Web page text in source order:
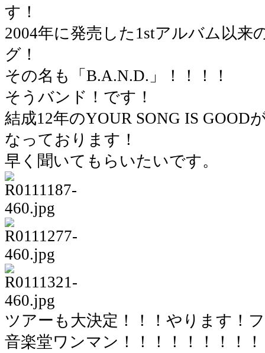
す！
2004年に発売した1stアルバム以来
グ！
その名も「B.A.N.D.」！！！！
そうバンド！です！
結成12年のYOUR SONG IS GOOD
なっております！
早く聞いてもらいたいです。
ツアーも大決定！！！やります！
音楽堂ワンマン！！！！！！！！！